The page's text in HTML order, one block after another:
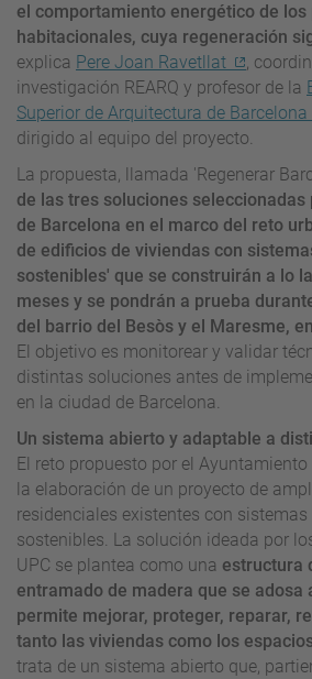
el comportamiento energético de los
habitacionales, cuya regeneración
explica Pere Joan Ravetllat
,
investigación REARQ y profesor de la
Superior de Arquitectura de Barcelona
dirigido al equipo del proyecto.
La propuesta, llamada 'Regenerar
de las tres soluciones
de Barcelona en el marco del reto
de edificios de viviendas con
sostenibles' que se construirán a lo
meses y se pondrán a prueba
del barrio del Besòs y el Maresme,
El objetivo es monitorear y validar
distintas soluciones antes de
en la ciudad de Barcelona.
Un sistema abierto y adaptable a
El reto propuesto por el
la elaboración de un proyecto de
residenciales existentes con
sostenibles. La solución ideada por
UPC se plantea como una estructura
entramado de madera que se adosa
permite mejorar, proteger, reparar,
tanto las viviendas como los
trata de un sistema abierto que,